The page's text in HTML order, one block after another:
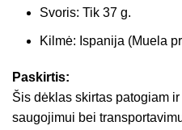
Svoris: Tik 37 g.
Kilmė: Ispanija (Muela
Paskirtis:
Šis dėklas skirtas patogiam
saugojimui bei